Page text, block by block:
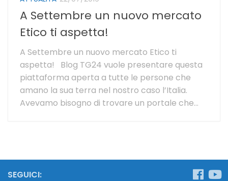
A Settembre un nuovo mercato
Etico ti aspetta!
A Settembre un nuovo mercato Etico ti
aspetta! Blog TG24 vuole presentare questa
piattaforma aperta a tutte le persone che
amano la sua terra nel nostro caso l’Italia.
Avevamo bisogno di trovare un portale che...
SEGUICI: